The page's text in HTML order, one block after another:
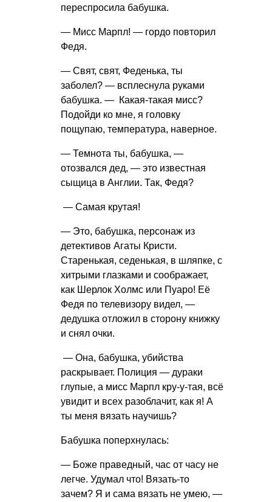
переспросила бабушка.
— Мисс Марпл! — гордо повторил
Федя.
— Свят, свят, Феденька, ты
заболел? — всплеснула руками
бабушка. — Какая-такая мисс?
Подойди ко мне, я головку
пощупаю, температура, наверное.
— Темнота ты, бабушка, —
отозвался дед, — это известная
сыщица в Англии. Так, Федя?
— Самая крутая!
— Это, бабушка, персонаж из
детективов Агаты Кристи.
Старенькая, седенькая, в шляпке, с
хитрыми глазками и соображает,
как Шерлок Холмс или Пуаро! Её
Федя по телевизору видел, —
дедушка отложил в сторону книжку
и снял очки.
— Она, бабушка, убийства
раскрывает. Полиция — дураки
глупые, а мисс Марпл кру-у-тая, всё
увидит и всех разоблачит, как я! А
ты меня вязать научишь?
Бабушка поперхнулась:
— Боже праведный, час от часу не
легче. Удумал что! Вязать-то
зачем? Я и сама вязать не умею, —